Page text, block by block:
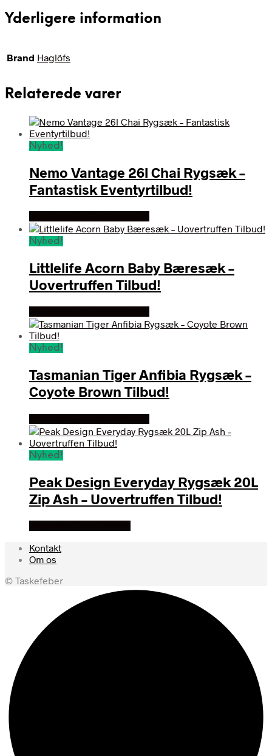
Yderligere information
Brand Haglöfs
Relaterede varer
Nyhed!
Nemo Vantage 26l Chai Rygsæk –
Fantastisk Eventyrtilbud!
Nyhed!
Littlelife Acorn Baby Bæresæk –
Uovertruffen Tilbud!
Nyhed!
Tasmanian Tiger Anfibia Rygsæk –
Coyote Brown Tilbud!
Nyhed!
Peak Design Everyday Rygsæk 20L
Zip Ash – Uovertruffen Tilbud!
Kontakt
Om os
© Taskefeber